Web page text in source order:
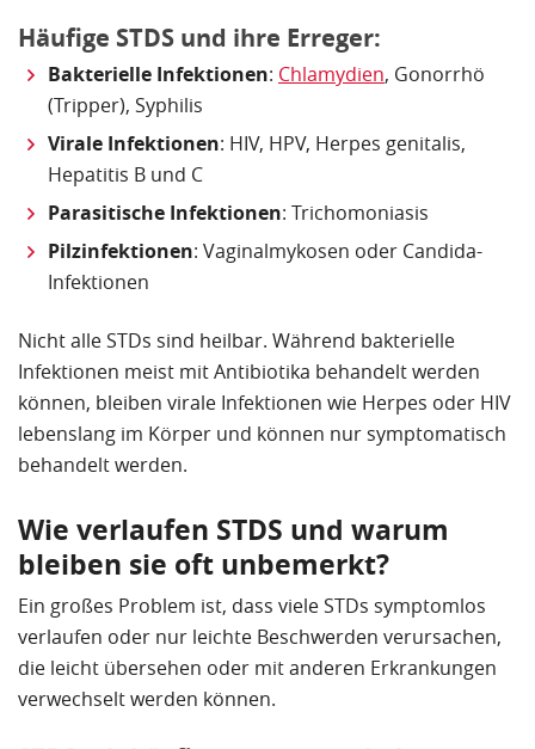
Häufige STDS und ihre Erreger:
Bakterielle Infektionen: Chlamydien, Gonorrhö
(Tripper), Syphilis
Virale Infektionen: HIV, HPV, Herpes genitalis,
Hepatitis B und C
Parasitische Infektionen: Trichomoniasis
Pilzinfektionen: Vaginalmykosen oder Candida-
Infektionen
Nicht alle STDs sind heilbar. Während bakterielle
Infektionen meist mit Antibiotika behandelt werden
können, bleiben virale Infektionen wie Herpes oder HIV
lebenslang im Körper und können nur symptomatisch
behandelt werden.
Wie verlaufen STDS und warum
bleiben sie oft unbemerkt?
Ein großes Problem ist, dass viele STDs symptomlos
verlaufen oder nur leichte Beschwerden verursachen,
die leicht übersehen oder mit anderen Erkrankungen
verwechselt werden können.